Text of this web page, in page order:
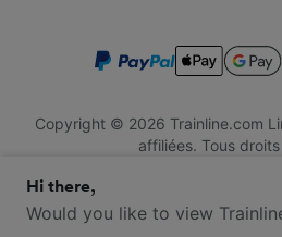
Copyright © 2026 Trainline.com
affiliées. Tous
de Galles. Numéro d'immatriculation
Stonecutter St, London EC4A 4AH,
Hi there,
Would you like to view